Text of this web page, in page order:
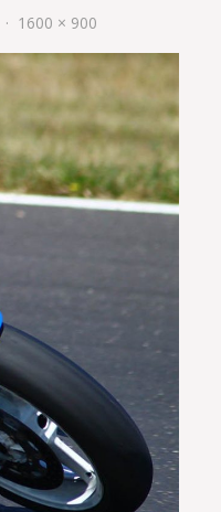
1600 × 900